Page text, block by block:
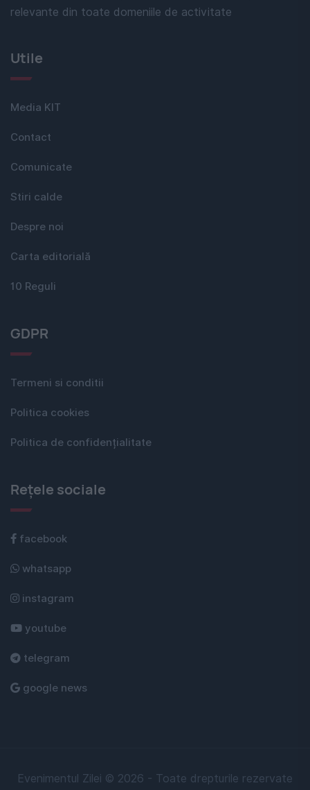
relevante din toate domeniile de activitate
Utile
Media KIT
Contact
Comunicate
Stiri calde
Despre noi
Carta editorială
10 Reguli
GDPR
Termeni si conditii
Politica cookies
Politica de confidențialitate
Rețele sociale
facebook
whatsapp
instagram
youtube
telegram
google news
Evenimentul Zilei © 2026 - Toate drepturile rezervate